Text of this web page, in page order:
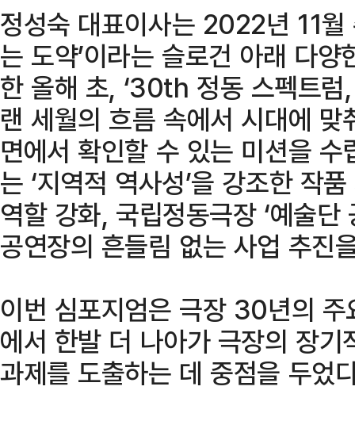
정성숙 대표이사는 2022년 11월
는 도약’이라는 슬로건 아래 다
한 올해 초, ‘30th 정동 스펙트럼
랜 세월의 흐름 속에서 시대에
면에서 확인할 수 있는 미션을
는 ‘지역적 역사성’을 강조한 작
역할 강화, 국립정동극장 ‘예술
공연장의 흔들림 없는 사업 추진
이번 심포지엄은 극장 30년의
에서 한발 더 나아가 극장의 장
과제를 도출하는 데 중점을 두었